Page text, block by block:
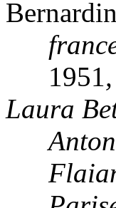
1951 ,
Laura